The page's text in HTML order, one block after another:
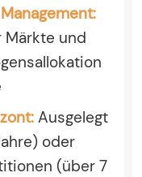
Märkte und
Ausgelegt
oder
(über 7